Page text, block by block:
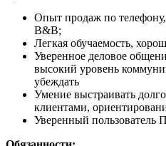
Опыт продаж по
В&В;
Легкая обучаемость,
Уверенное деловое
высокий уровень
убеждать
Умение выстраивать
клиентами,
Уверенный пользователь